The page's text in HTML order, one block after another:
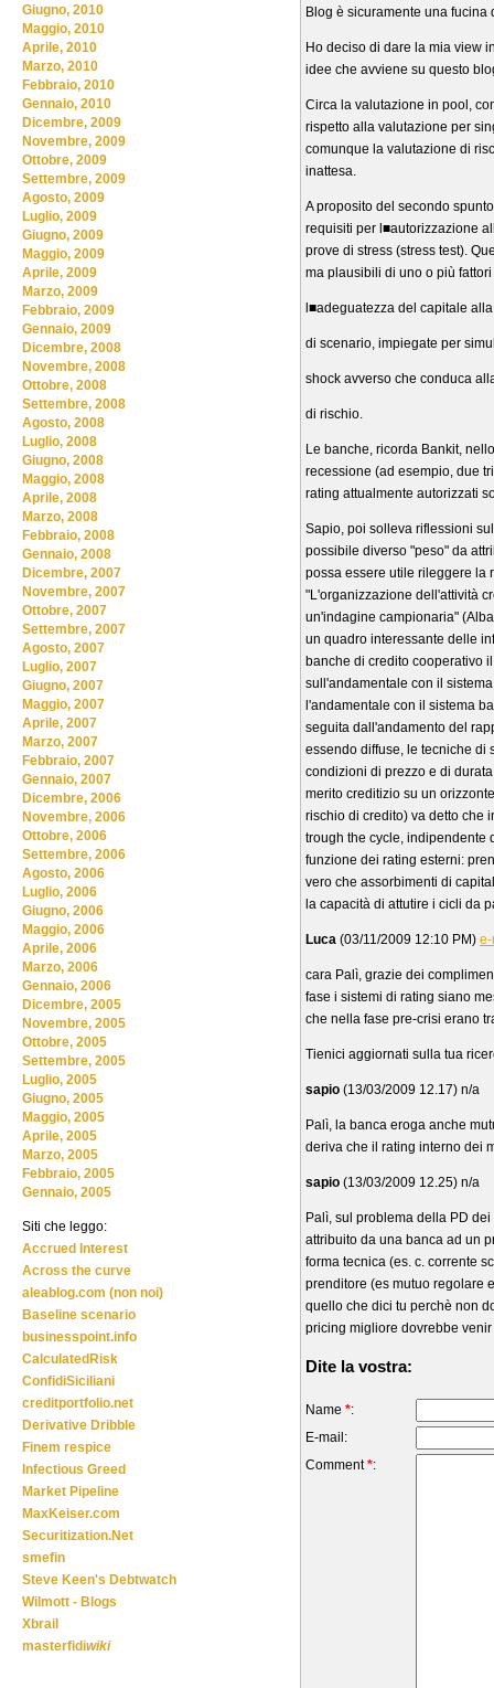
Blog è sicuramente una
Ho deciso di dare la mia view
idee che avviene su questo
Circa la valutazione in pool,
rispetto alla valutazione per
comunque la valutazione di
inattesa.
A proposito del secondo
requisiti per l■autorizzazione
prove di stress (stress test).
ma plausibili di uno o più
l■adeguatezza del capitale
di scenario, impiegate per
shock avverso che conduca
di rischio.
Le banche, ricorda Bankit,
recessione (ad esempio, due
rating attualmente autorizzati
Sapio, poi solleva riflessioni
possibile diverso "peso" da
possa essere utile rileggere la
"L'organizzazione dell'attività
un'indagine campionaria"
un quadro interessante delle
banche di credito cooperativo
sull'andamentale con il
l'andamentale con il sistema
seguita dall'andamento del
essendo diffuse, le tecniche di
condizioni di prezzo e di
merito creditizio su un
rischio di credito) va detto che
trough the cycle, indipendente
funzione dei rating esterni:
vero che assorbimenti di
la capacità di attutire i cicli da
Luca (03/11/2009 12:10 PM)
cara Palì, grazie dei
fase i sistemi di rating siano
che nella fase pre-crisi erano
Tienici aggiornati sulla tua
sapio (13/03/2009 12.17) n/a
Palì, la banca eroga anche
deriva che il rating interno dei
sapio (13/03/2009 12.25) n/a
Palì, sul problema della PD
attribuito da una banca ad un
forma tecnica (es. c. corrente
prenditore (es mutuo regolare
quello che dici tu perchè non
pricing migliore dovrebbe
Dite la vostra:
Name *:
E-mail:
Comment*:
Giugno, 2010
Maggio, 2010
Aprile, 2010
Marzo, 2010
Febbraio, 2010
Gennaio, 2010
Dicembre, 2009
Novembre, 2009
Ottobre, 2009
Settembre, 2009
Agosto, 2009
Luglio, 2009
Giugno, 2009
Maggio, 2009
Aprile, 2009
Marzo, 2009
Febbraio, 2009
Gennaio, 2009
Dicembre, 2008
Novembre, 2008
Ottobre, 2008
Settembre, 2008
Agosto, 2008
Luglio, 2008
Giugno, 2008
Maggio, 2008
Aprile, 2008
Marzo, 2008
Febbraio, 2008
Gennaio, 2008
Dicembre, 2007
Novembre, 2007
Ottobre, 2007
Settembre, 2007
Agosto, 2007
Luglio, 2007
Giugno, 2007
Maggio, 2007
Aprile, 2007
Marzo, 2007
Febbraio, 2007
Gennaio, 2007
Dicembre, 2006
Novembre, 2006
Ottobre, 2006
Settembre, 2006
Agosto, 2006
Luglio, 2006
Giugno, 2006
Maggio, 2006
Aprile, 2006
Marzo, 2006
Gennaio, 2006
Dicembre, 2005
Novembre, 2005
Ottobre, 2005
Settembre, 2005
Luglio, 2005
Giugno, 2005
Maggio, 2005
Aprile, 2005
Marzo, 2005
Febbraio, 2005
Gennaio, 2005
Siti che leggo:
Accrued Interest
Across the curve
aleablog.com (non noi)
Baseline scenario
businesspoint.info
CalculatedRisk
ConfidiSiciliani
creditportfolio.net
Derivative Dribble
Finem respice
Infectious Greed
Market Pipeline
MaxKeiser.com
Securitization.Net
smefin
Steve Keen's Debtwatch
Wilmott - Blogs
Xbrail
masterfidiwiki